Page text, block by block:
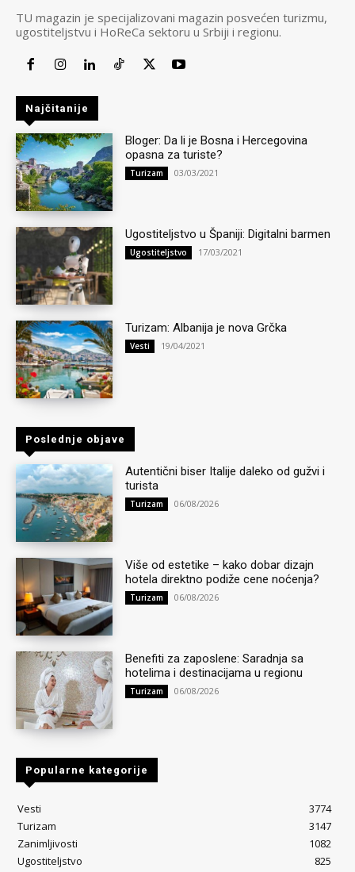
TU magazin je specijalizovani magazin posvećen turizmu,
ugostiteljstvu i HoReCa sektoru u Srbiji i regionu.
Najčitanije
Bloger: Da li je Bosna i Hercegovina
opasna za turiste?
Turizam 03/03/2021
Ugostiteljstvo u Španiji: Digitalni barmen
Ugostiteljstvo 17/03/2021
Turizam: Albanija je nova Grčka
Vesti 19/04/2021
Poslednje objave
Autentični biser Italije daleko od gužvi i
turista
Turizam 06/08/2026
Više od estetike – kako dobar dizajn
hotela direktno podiže cene noćenja?
Turizam 06/08/2026
Benefiti za zaposlene: Saradnja sa
hotelima i destinacijama u regionu
Turizam 06/08/2026
Popularne kategorije
Vesti
3774
Turizam
3147
Zanimljivosti
1082
Ugostiteljstvo
825